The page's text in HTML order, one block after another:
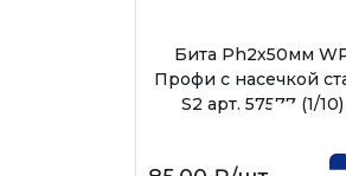
Бита Рh2х50мм
Профи с насечкой
S2 арт. 57577 (1/10)